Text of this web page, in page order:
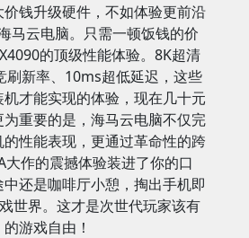
钱升级硬件，不如体验更前沿
云电脑。只需一顿饭钱的价
的顶级性能体验。8K超清
刷新率、10ms超低延迟，这些
才能实现的体验，现在几十元
重要的是，海马云电脑不仅完
性能表现，更通过革命性的跨
大作的震撼体验装进了你的口
还是咖啡厅小憩，掏出手机即
世界。这才是次世代玩家该有
的游戏自由！